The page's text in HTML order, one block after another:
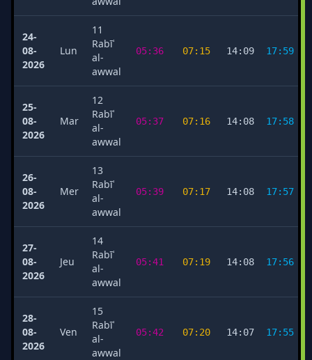
24-
08-
2026
Lun
11
Rabīʿ
al-
awwal
05:36 07:15 14:09 17:59
25-
08-
2026
Mar
12
Rabīʿ
al-
awwal
05:37 07:16 14:08 17:58
26-
08-
2026
Mer
13
Rabīʿ
al-
awwal
05:39 07:17 14:08 17:57
27-
08-
2026
Jeu
14
Rabīʿ
al-
awwal
05:41 07:19 14:08 17:56
28-
08-
2026
Ven
15
Rabīʿ
al-
awwal
05:42 07:20 14:07 17:55